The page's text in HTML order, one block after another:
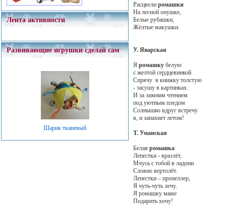
Лента активности
Развивающие игрушки сделай сам
Шарик тканевый
Расцвели ромашки
На лесной опушке,
Белые рубашки,
Жёлтые макушки.
У. Яварская
Я ромашкубелую
с желтой сердцевинкой
Спрячу в книжку толстую
- засушу в картинках.
И за зимним чтением
под уютным пледом
Солнышко вдруг встречу
я, и запахнет летом!
Т. Уманская
Белая ромашка
Лепестки - вразлёт,
Мчусь с тобой в ладони
Словно вертолёт.
Лепестки – пропеллер,
Я чуть-чуть лечу.
Я ромашку маме
Подарить хочу!